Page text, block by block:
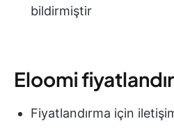
bildirmiştir
Eloomi
Fiyatlandırma için